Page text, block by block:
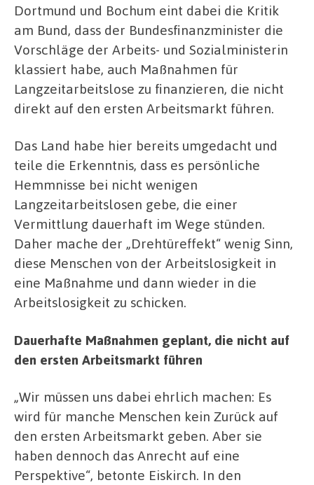
Dortmund und Bochum eint dabei die Kritik
am Bund, dass der Bundesfinanzminister die
Vorschläge der Arbeits- und Sozialministerin
klassiert habe, auch Maßnahmen für
Langzeitarbeitslose zu finanzieren, die nicht
direkt auf den ersten Arbeitsmarkt führen.
Das Land habe hier bereits umgedacht und
teile die Erkenntnis, dass es persönliche
Hemmnisse bei nicht wenigen
Langzeitarbeitslosen gebe, die einer
Vermittlung dauerhaft im Wege stünden.
Daher mache der „Drehtüreffekt“ wenig Sinn,
diese Menschen von der Arbeitslosigkeit in
eine Maßnahme und dann wieder in die
Arbeitslosigkeit zu schicken.
Dauerhafte Maßnahmen geplant, die nicht auf
den ersten Arbeitsmarkt führen
„Wir müssen uns dabei ehrlich machen: Es
wird für manche Menschen kein Zurück auf
den ersten Arbeitsmarkt geben. Aber sie
haben dennoch das Anrecht auf eine
Perspektive“, betonte Eiskirch. In den